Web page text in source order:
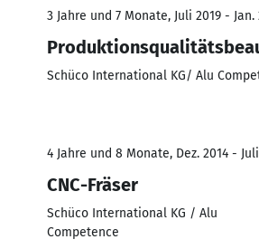
3 Jahre und 7 Monate, Juli 2019 - Jan.
Schüco International KG/ Alu
4 Jahre und 8 Monate, Dez. 2014 -
CNC-Fräser
Schüco International KG / Alu
Competence